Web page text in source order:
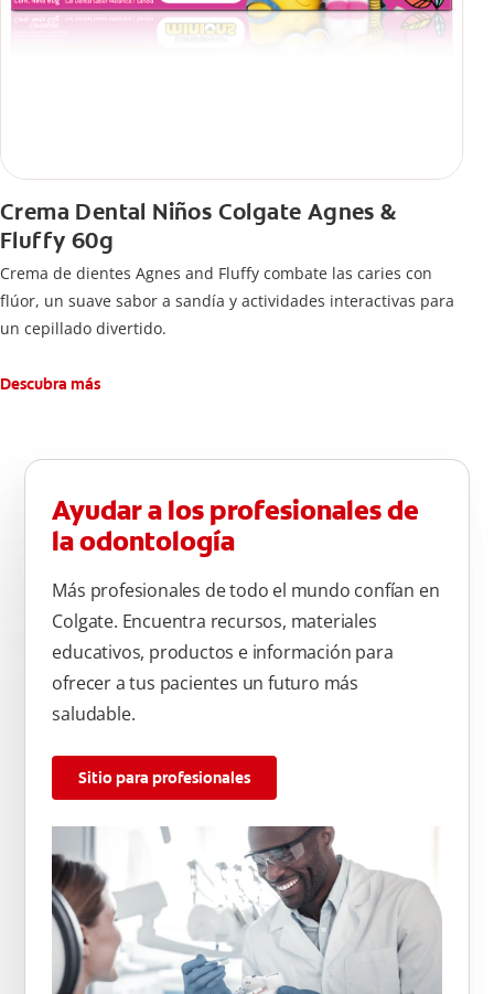
Crema Dental Niños Colgate Agnes &
Fluffy 60g
Crema de dientes Agnes and Fluffy combate las caries con
flúor, un suave sabor a sandía y actividades interactivas para
un cepillado divertido.
Descubra más
Ayudar a los profesionales de
la odontología
Más profesionales de todo el mundo confían en
Colgate. Encuentra recursos, materiales
educativos, productos e información para
ofrecer a tus pacientes un futuro más
saludable.
Sitio para profesionales